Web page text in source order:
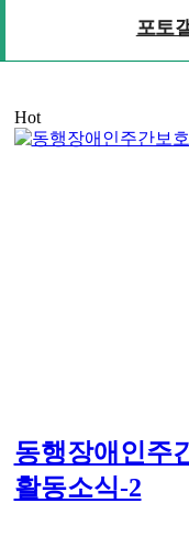
포토
Hot
동행장애인주
활동소식-2